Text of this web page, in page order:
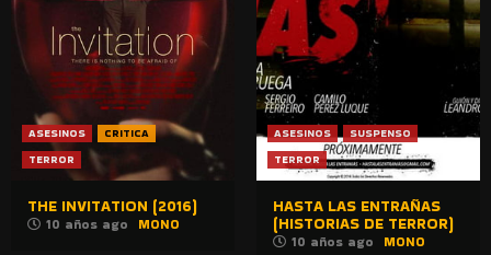
ASESINOS
CRITICA
TERROR
THE INVITATION (2016)
10 años ago MONO
ASESINOS
SUSPENSO
TERROR
HASTA LAS ENTRAÑAS
(HISTORIAS DE TERROR)
10 años ago MONO